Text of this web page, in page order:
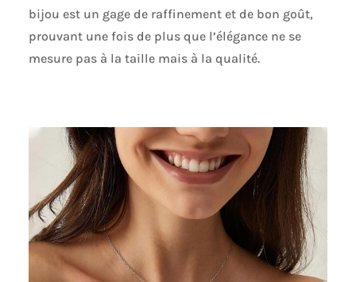
bijou est un gage de raffinement et de bon goût,
prouvant une fois de plus que l’élégance ne se
mesure pas à la taille mais à la qualité.